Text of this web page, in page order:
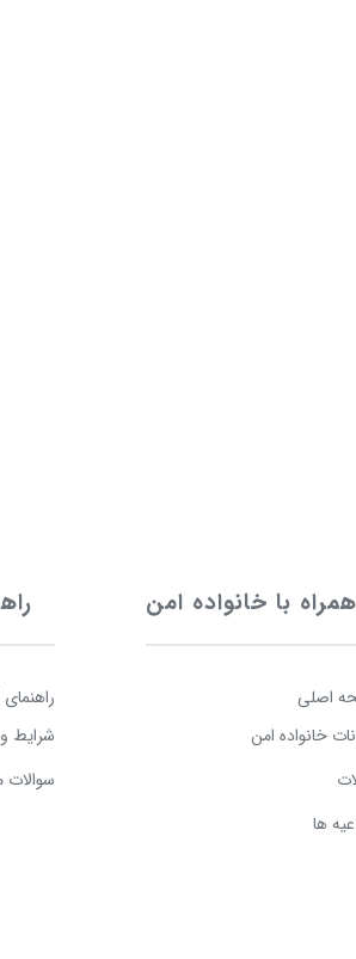
همراه با خانواده امن
اصلی
خانواده امن
ها
شرایط و
سوالات